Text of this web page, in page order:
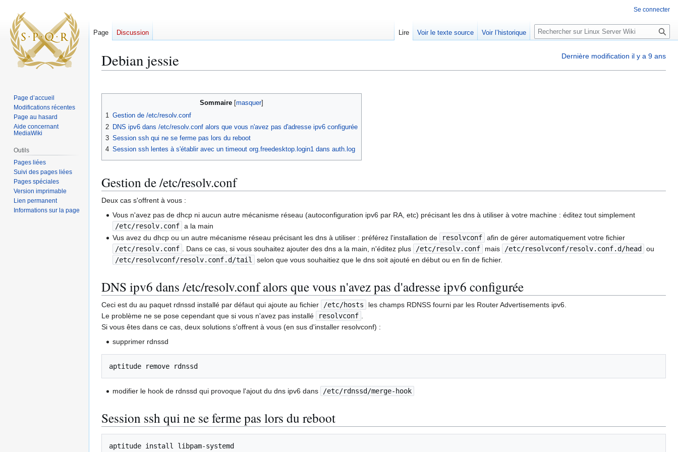
Dernière modification il y a 9 ans
Debian jessie
à
navigation
à
recherche
Sommaire
1 Gestion de /etc/resolv.conf
2 DNS ipv6 dans /etc/resolv.conf alors que vous n'avez pas d'adresse ipv6 configurée
3 Session ssh qui ne se ferme pas lors du reboot
4 Session ssh lentes à s'établir avec un timeout org.freedesktop.login1 dans auth.log
Gestion de /etc/resolv.conf
Deux cas s'offrent à vous :
Vous n'avez pas de dhcp ni aucun autre mécanisme réseau (autoconfiguration ipv6 par RA, etc) précisant les dns à utiliser à votre machine : éditez tout simplement
/etc/resolv.conf a la main
Vus avez du dhcp ou un autre mécanisme réseau précisant les dns à utiliser : préférez l'installation de
resolvconf afin de gérer automatiquement votre fichier
/etc/resolv.conf
. Dans ce cas, si vous souhaitez ajouter des dns a la main, n'éditez plus /etc/resolv.conf mais /etc/resolvconf/resolv.conf.d/head
ou
/etc/resolvconf/resolv.conf.d/tail
selon que vous souhaitiez que le dns soit ajouté en début ou en fin de fichier.
DNS ipv6 dans /etc/resolv.conf alors que vous n'avez pas d'adresse ipv6 configurée
Ceci est du au paquet rdnssd installé par défaut qui ajoute au fichier /etc/hosts
les champs RDNSS fourni par les Router Advertisements ipv6.
Le problème ne se pose cependant que si vous n'avez pas installé
resolvconf .
Si vous êtes dans ce cas, deux solutions s'offrent à vous (en sus d'installer resolvconf) :
supprimer rdnssd
aptitude remove rdnssd
modifier le hook de rdnssd qui provoque l'ajout du dns ipv6 dans /etc/rdnssd/merge-hook
Session ssh qui ne se ferme pas lors du reboot
aptitude install libpam-systemd
Se connecter
Page Discussion Lire Voir le texte source Voir l’historique
R
e
e
Page d’accueil
Modifications récentes
Page au hasard
Aide concernant
MediaWiki
Outils
Pages liées
Suivi des pages liées
Pages spéciales
Version imprimable
Lien permanent
Informations sur la page